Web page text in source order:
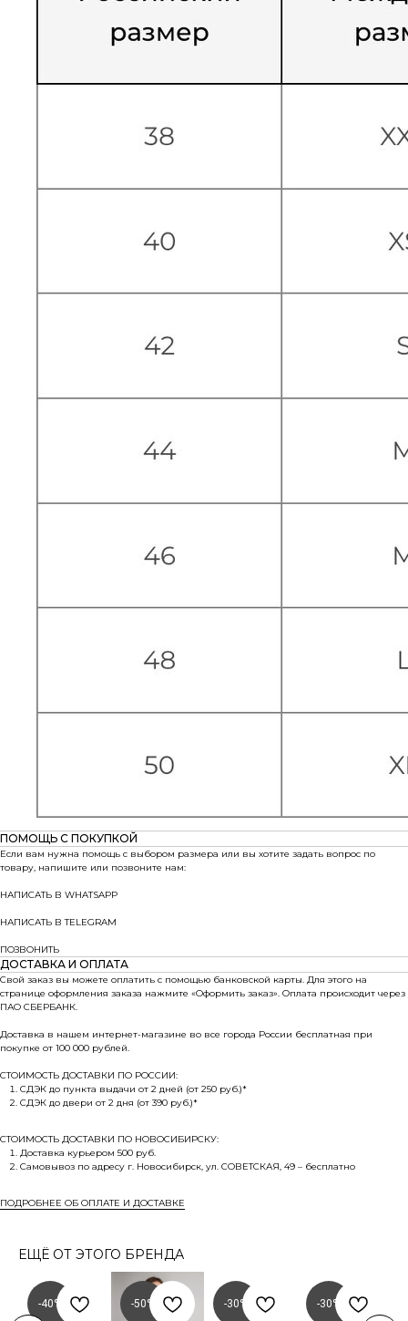
ПОМОЩЬ С ПОКУПКОЙ
Если вам нужна помощь с выбором размера или вы хотите задать вопрос по
товару, напишите или позвоните нам:
НАПИСАТЬ В WHATSAPP
НАПИСАТЬ В TELEGRAM
ПОЗВОНИТЬ
ДОСТАВКА И ОПЛАТА
Свой заказ вы можете оплатить с помощью банковской карты. Для этого на
странице оформления заказа нажмите «Оформить заказ». Оплата происходит через
ПАО СБЕРБАНК.
Доставка в нашем интернет-магазине во все города России бесплатная при
покупке от 100 000 рублей.
СТОИМОСТЬ ДОСТАВКИ ПО РОССИИ:
СДЭК до пункта выдачи от 2 дней (от 250 руб.)*
СДЭК до двери от 2 дня (от 390 руб.)*
СТОИМОСТЬ ДОСТАВКИ ПО НОВОСИБИРСКУ:
Доставка курьером 500 руб.
Самовывоз по адресу г. Новосибирск, ул. СОВЕТСКАЯ, 49 – бесплатно
ПОДРОБНЕЕ ОБ ОПЛАТЕ И ДОСТАВКЕ
ЕЩЁ ОТ ЭТОГО БРЕНДА
-40% -50% -30% -30%